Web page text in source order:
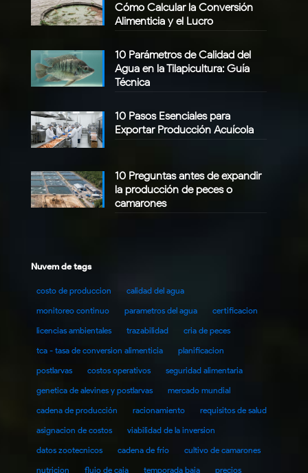
Cómo Calcular la Conversión
Alimenticia y el Lucro
10 Parámetros de Calidad del
Agua en la Tilapicultura: Guía
Técnica
10 Pasos Esenciales para
Exportar Producción Acuícola
10 Preguntas antes de expandir
la producción de peces o
camarones
Nuvem de tags
costo de produccion
calidad del agua
monitoreo continuo
parametros del agua
certificacion
licencias ambientales
trazabilidad
cria de peces
tca - tasa de conversion alimenticia
planificacion
postlarvas
costos operativos
seguridad alimentaria
genetica de alevines y postlarvas
mercado mundial
cadena de producción
racionamiento
requisitos de salud
asignacion de costos
viabilidad de la inversion
datos zootecnicos
cadena de frío
cultivo de camarones
nutricion
flujo de caja temporada baja precios